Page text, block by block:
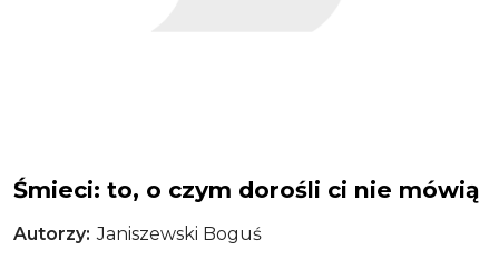
Śmieci: to, o czym dorośli ci nie mówią
Autorzy Janiszewski Boguś